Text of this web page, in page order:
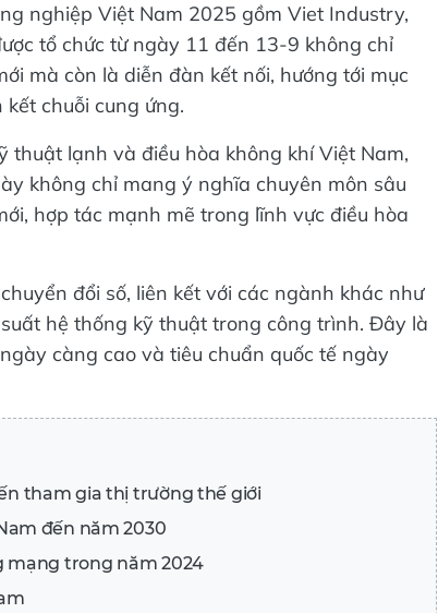
nghiệp Việt Nam 2025 gồm Viet Industry,
tổ chức từ ngày 11 đến 13-9 không chỉ
mà còn là diễn đàn kết nối, hướng tới mục
chuỗi cung ứng.
thuật lạnh và điều hòa không khí Việt Nam,
không chỉ mang ý nghĩa chuyên môn sâu
hợp tác mạnh mẽ trong lĩnh vực điều hòa
đổi số, liên kết với các ngành khác như
hệ thống kỹ thuật trong công trình. Đây là
càng cao và tiêu chuẩn quốc tế ngày
tham gia thị trường thế giới
đến năm 2030
mạng trong năm 2024